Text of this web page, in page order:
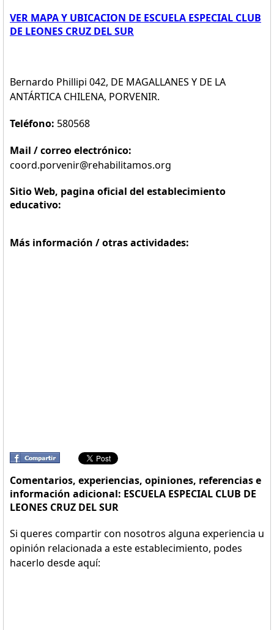
VER MAPA Y UBICACION DE ESCUELA ESPECIAL CLUB
DE LEONES CRUZ DEL SUR
Bernardo Phillipi 042, DE MAGALLANES Y DE LA
ANTÁRTICA CHILENA, PORVENIR.
Teléfono: 580568
Mail / correo electrónico:
coord.porvenir@rehabilitamos.org
Sitio Web, pagina oficial del establecimiento
educativo:
Más información / otras actividades:
Comentarios, experiencias, opiniones, referencias e
información adicional: ESCUELA ESPECIAL CLUB DE
LEONES CRUZ DEL SUR
Si queres compartir con nosotros alguna experiencia u
opinión relacionada a este establecimiento, podes
hacerlo desde aquí: